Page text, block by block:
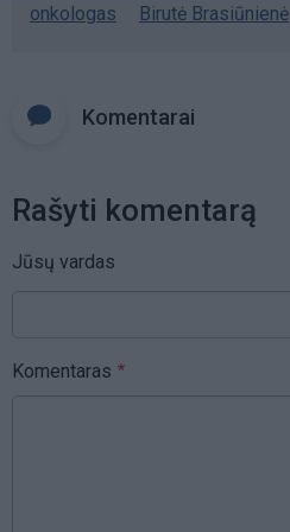
onkologas
Birutė Brasiūnienė
Komentarai
Rašyti komentarą
Jūsų vardas
Komentaras